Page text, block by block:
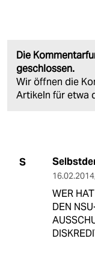
Die
geschlossen.
Wir öffnen die
Artikeln für etwa
S
16.02.2014,
WER
DEN